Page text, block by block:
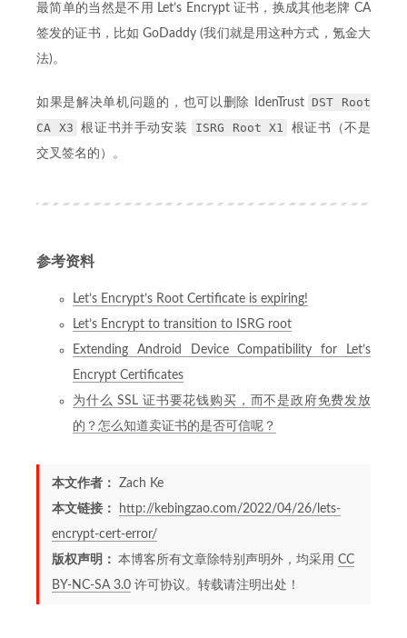
最简单的当然是不用 Let’s Encrypt 证书，换成其他老牌 CA
签发的证书，比如 GoDaddy (我们就是用这种方式，氪金大
法)。
如果是解决单机问题的，也可以删除 IdenTrust
DST Root
CA X3
根证书并手动安装 ISRG Root X1
根证书（不是
交叉签名的）。
参考资料
Let’s Encrypt’s Root Certificate is expiring!
Let’s Encrypt to transition to ISRG root
Extending Android Device Compatibility for Let’s
Encrypt Certificates
为什么 SSL 证书要花钱购买，而不是政府免费发放
的？怎么知道卖证书的是否可信呢？
本文作者：
Zach Ke
本文链接：
http://kebingzao.com/2022/04/26/lets-
encrypt-cert-error/
版权声明： 本博客所有文章除特别声明外，均采用 CC
BY-NC-SA 3.0 许可协议。转载请注明出处！